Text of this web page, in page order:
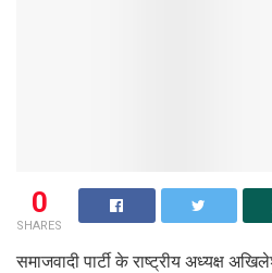
0
SHARES
समाजवादी पार्टी के राष्ट्रीय अध्यक्ष